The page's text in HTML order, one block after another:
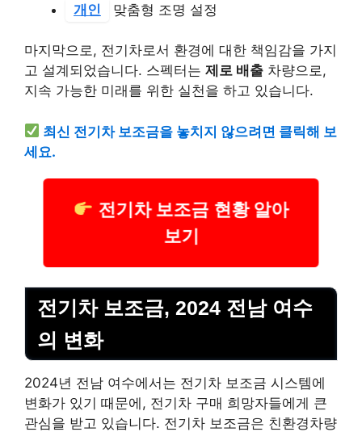
개인
맞춤형 조명 설정
마지막으로, 전기차로서 환경에 대한 책임감을 가지
고 설계되었습니다. 스펙터는 제로 배출 차량으로,
지속 가능한 미래를 위한 실천을 하고 있습니다.
최신 전기차 보조금을 놓치지 않으려면 클릭해 보
세요.
전기차 보조금 현황 알아
보기
전기차 보조금, 2024 전남 여수
의 변화
2024년 전남 여수에서는 전기차 보조금 시스템에
변화가 있기 때문에, 전기차 구매 희망자들에게 큰
관심을 받고 있습니다. 전기차 보조금은 친환경차량